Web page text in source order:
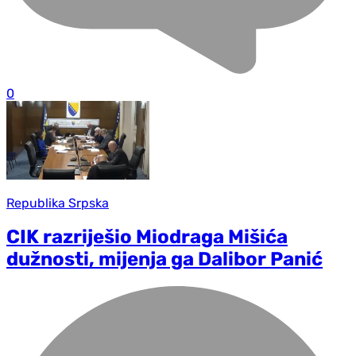
0
Republika Srpska
CIK razriješio Miodraga Mišića
dužnosti, mijenja ga Dalibor Panić